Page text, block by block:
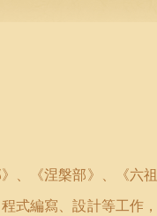
、《涅槃部》、《六祖
式編寫、設計等工作，